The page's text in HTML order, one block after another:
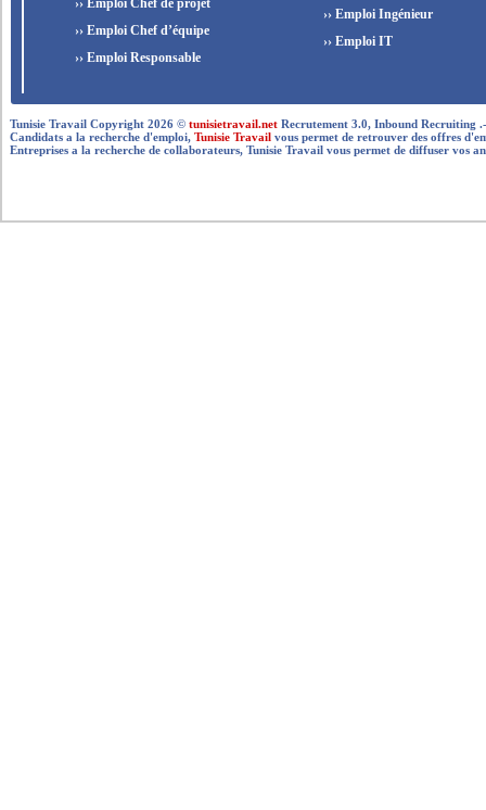
›› Emploi Chef de projet
›› Emploi Chef d’équipe
›› Emploi Responsable
›› Emploi Ingénieur
›› Emploi IT
Tunisie Travail Copyright 2026 ©tunisietravail.net Recrutement 3.0, Inbound Recruiting
Candidats a la recherche d'emploi,Tunisie Travail vous permet de retrouver des offres
Entreprises a la recherche de collaborateurs, Tunisie Travail vous permet de diffuser vos